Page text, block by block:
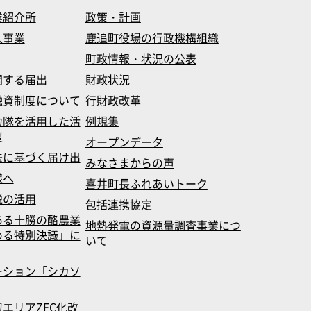
介所
業
る届出
制度について
を活用した活
基づく届け出
活用
十勝の酪農業
特別決議」に
ョン「シカソ
リアZEC化改
政策・計画
鹿追町役場の行政機構組織
町政情報・状況の公表
財政状況
行財政改革
例規集
オープンデータ
みなさまからの声
喜井町長ふれあいトーク
包括連携協定
地熱発電の資源量調査事業につ
いて